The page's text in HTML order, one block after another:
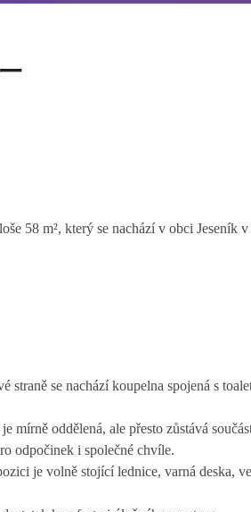
58 m², který se nachází v obci Jeseník
se nachází koupelna spojená s
oddělená, ale přesto zůstává
odpočinek i společné chvíle.
je volně stojící lednice, varná deska,